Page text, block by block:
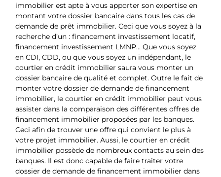
immobilier est apte à vous apporter son expertise en
montant votre dossier bancaire dans tous les cas de
demande de prêt immobilier. Ceci que vous soyez à la
recherche d’un : financement investissement locatif,
financement investissement LMNP… Que vous soyez
en CDI, CDD, ou que vous soyez un indépendant, le
courtier en crédit immobilier saura vous monter un
dossier bancaire de qualité et complet. Outre le fait de
monter votre dossier de demande de financement
immobilier, le courtier en crédit immobilier peut vous
assister dans la comparaison des différentes offres de
financement immobilier proposées par les banques.
Ceci afin de trouver une offre qui convient le plus à
votre projet immobilier. Aussi, le courtier en crédit
immobilier possède de nombreux contacts au sein des
banques. Il est donc capable de faire traiter votre
dossier de demande de financement immobilier dans